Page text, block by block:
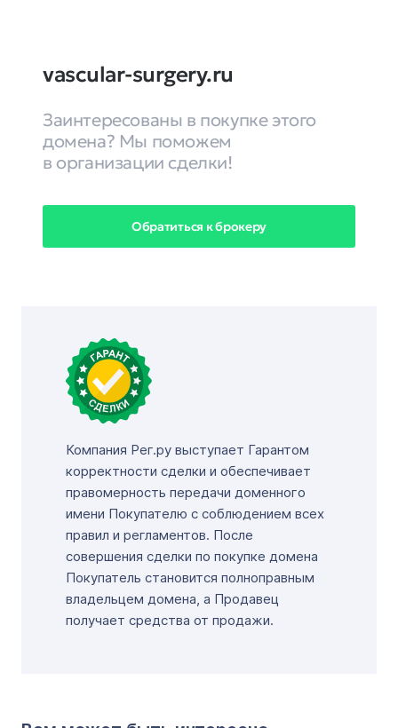
vascular-surgery.ru
Заинтересованы в покупке этого
домена? Мы поможем
в организации сделки!
Обратиться к брокеру
Компания Рег.ру выступает Гарантом
корректности сделки и обеспечивает
правомерность передачи доменного
имени Покупателю с соблюдением всех
правил и регламентов. После
совершения сделки по покупке домена
Покупатель становится полноправным
владельцем домена, а Продавец
получает средства от продажи.